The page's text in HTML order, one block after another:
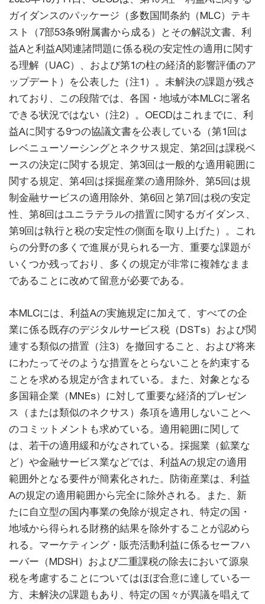
ガイダンスのパッケージ（多数国間条約（MLC）テキ
スト（7部53条9附属書から成る）とその解説文書、利
益Aと利益A関連諸問題に係る税の安定性の適用に関す
る理解（UAC）、および第1の柱の経済的影響評価のア
ップデート）を公表した（注1）。未解決の課題が残さ
れており、この段階では、各国・地域が本MLCに署名
できる状況ではない（注2）。OECDはこれまでに、利
益Aに関する9つの協議文書を公表している（第1回は
レベニューソーシングとネクサス規定、第2回は課税ベ
ースの決定に関する規定、第3回は一般的な適用範囲に
関する規定、第4回は採掘産業の適用除外、第5回は規
制金融サービスの適用除外、第6回と第7回は税の安定
性、第8回はユニラテラルの措置に関するガイダンス、
第9回は執行と税の安定性の側面を取り上げた）。これ
らの分野の多くで進展が見られる一方、重要な課題が
いくつか残っており、多くの規定が非常に複雑なまま
であることに改めて留意が必要である。
本MLCには、利益Aの実施規定に加えて、すべての企
業に係る既存のデジタルサービス税（DSTs）および関
連する類似の措置（注3）を撤回すること、および将来
にわたってそのような措置をとらないことを約束する
ことを求める規定が含まれている。また、対象となる
多国籍企業（MNEs）に対して重要な経済的プレゼン
ス（または類似のネクサス）条項を適用しないことへ
のコミットメントも求めている。適用範囲に関して
は、若干の適用緩和がなされている。採掘業（鉱業な
ど）や金融サービス業などでは、利益Aの規定の適用
範囲外となる要件が簡素化された。防衛産業は、利益
Aの規定の適用範囲から完全に除外される。また、新
たに自立型の国内事業の免除が規定され、特定の国・
地域から得られる財務的結果を除外することが認めら
れる。マーケティング・販売活動利益に係るセーフハ
ーバー（MDSH）および二重課税の除去において源泉
税を考慮することについてはほぼ合意に達している一
方、未解決の課題もあり、特定の国々が異議を唱えて